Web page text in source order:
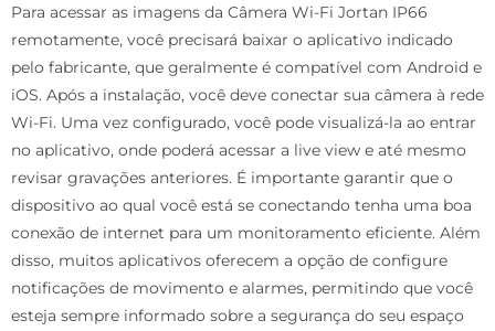
Para acessar as imagens da Câmera Wi-Fi Jortan IP66
remotamente, você precisará baixar o aplicativo indicado
pelo fabricante, que geralmente é compatível com Android e
iOS. Após a instalação, você deve conectar sua câmera à rede
Wi-Fi. Uma vez configurado, você pode visualizá-la ao entrar
no aplicativo, onde poderá acessar a live view e até mesmo
revisar gravações anteriores. É importante garantir que o
dispositivo ao qual você está se conectando tenha uma boa
conexão de internet para um monitoramento eficiente. Além
disso, muitos aplicativos oferecem a opção de configure
notificações de movimento e alarmes, permitindo que você
esteja sempre informado sobre a segurança do seu espaço